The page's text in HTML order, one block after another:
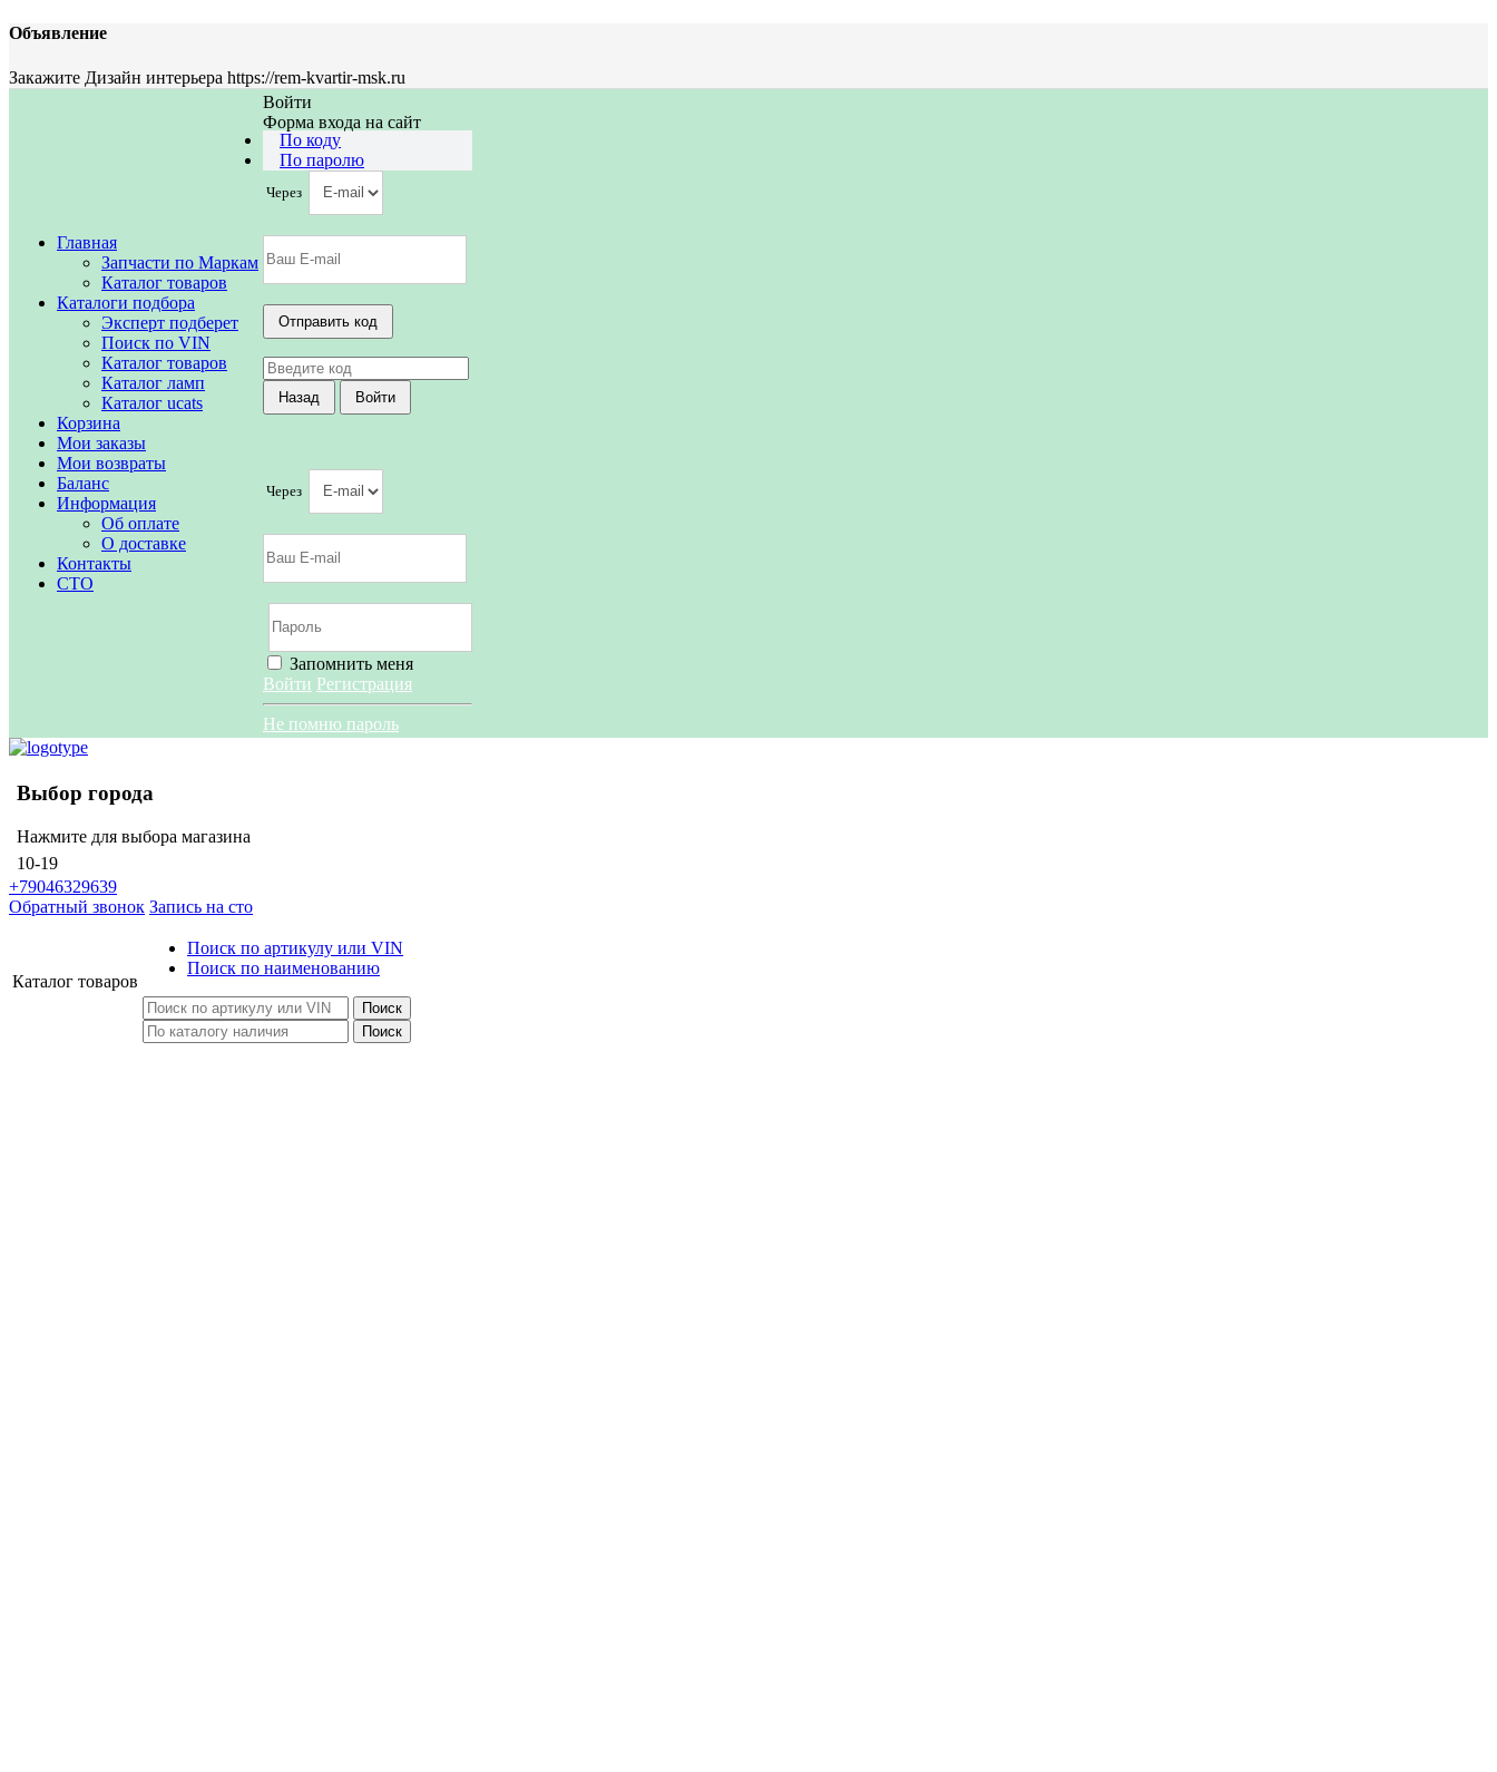
Объявление
Закажите Дизайн интерьера https://rem-kvartir-msk.ru
Главная
Запчасти по Маркам
Каталог товаров
Каталоги подбора
Эксперт подберет
Поиск по VIN
Каталог товаров
Каталог ламп
Каталог ucats
Корзина
Мои заказы
Мои возвраты
Баланс
Информация
Об оплате
О доставке
Контакты
СТО
Войти
Форма входа на сайт
По коду
По паролю
Через
Через
Запомнить меня
Войти Регистрация
Не помню пароль
Выбор города
Нажмите для выбора магазина
10-19
+79046329639
Обратный звонок Запись на сто
Каталог товаров
Поиск по артикулу или VIN
Поиск по наименованию
Поиск
Поиск